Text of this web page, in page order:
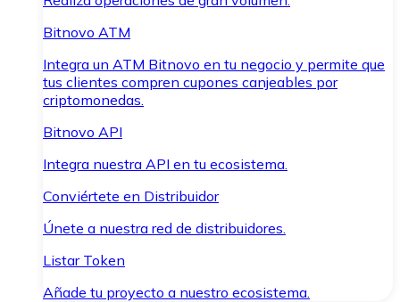
Bitnovo ATM
Integra un ATM Bitnovo en tu negocio y permite que
tus clientes compren cupones canjeables por
criptomonedas.
Bitnovo API
Integra nuestra API en tu ecosistema.
Conviértete en Distribuidor
Únete a nuestra red de distribuidores.
Listar Token
Añade tu proyecto a nuestro ecosistema.